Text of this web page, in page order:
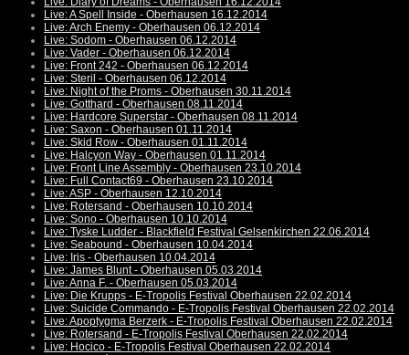
Live: A Spell Inside - Oberhausen 16.12.2014
Live: Arch Enemy - Oberhausen 06.12.2014
Live: Sodom - Oberhausen 06.12.2014
Live: Vader - Oberhausen 06.12.2014
Live: Front 242 - Oberhausen 06.12.2014
Live: Steril - Oberhausen 06.12.2014
Live: Night of the Proms - Oberhausen 30.11.2014
Live: Gotthard - Oberhausen 08.11.2014
Live: Hardcore Superstar - Oberhausen 08.11.2014
Live: Saxon - Oberhausen 01.11.2014
Live: Skid Row - Oberhausen 01.11.2014
Live: Halcyon Way - Oberhausen 01.11.2014
Live: Front Line Assembly - Oberhausen 23.10.2014
Live: Full Contact69 - Oberhausen 23.10.2014
Live: ASP - Oberhausen 12.10.2014
Live: Rotersand - Oberhausen 10.10.2014
Live: Sono - Oberhausen 10.10.2014
Live: Tyske Ludder - Blackfield Festival Gelsenkirchen 22.06.2014
Live: Seabound - Oberhausen 10.04.2014
Live: Iris - Oberhausen 10.04.2014
Live: James Blunt - Oberhausen 05.03.2014
Live: Anna F. - Oberhausen 05.03.2014
Live: Die Krupps - E-Tropolis Festival Oberhausen 22.02.2014
Live: Suicide Commando - E-Tropolis Festival Oberhausen 22.02.2014
Live: Apoptygma Berzerk - E-Tropolis Festival Oberhausen 22.02.2014
Live: Rotersand - E-Tropolis Festival Oberhausen 22.02.2014
Live: Hocico - E-Tropolis Festival Oberhausen 22.02.2014